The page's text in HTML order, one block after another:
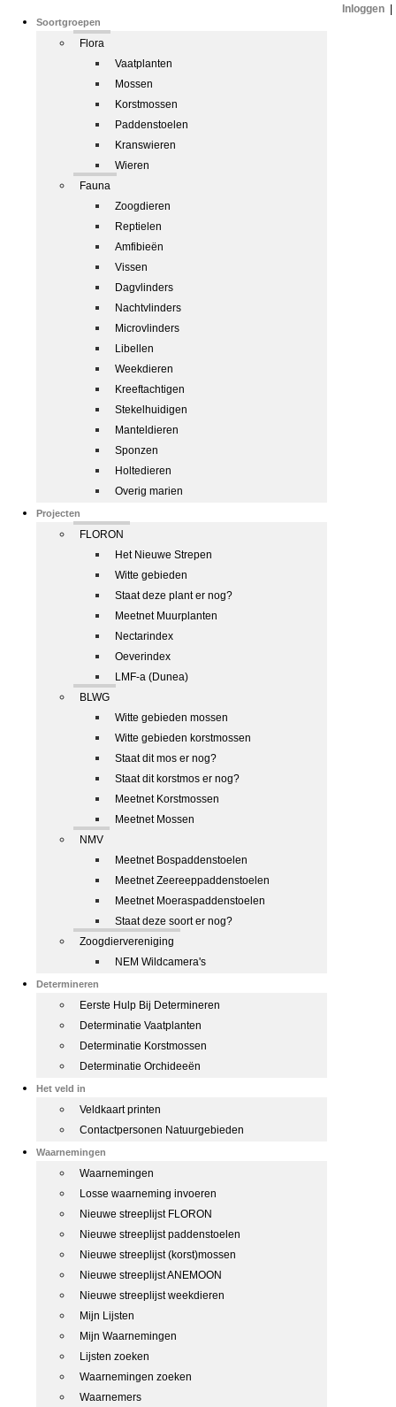
Soortgroepen
Flora
Vaatplanten
Mossen
Korstmossen
Paddenstoelen
Kranswieren
Wieren
Fauna
Zoogdieren
Reptielen
Amfibieën
Vissen
Dagvlinders
Nachtvlinders
Microvlinders
Libellen
Weekdieren
Kreeftachtigen
Stekelhuidigen
Manteldieren
Sponzen
Holtedieren
Overig marien
Projecten
FLORON
Het Nieuwe Strepen
Witte gebieden
Staat deze plant er nog?
Meetnet Muurplanten
Nectarindex
Oeverindex
LMF-a (Dunea)
BLWG
Witte gebieden mossen
Witte gebieden korstmossen
Staat dit mos er nog?
Staat dit korstmos er nog?
Meetnet Korstmossen
Meetnet Mossen
NMV
Meetnet Bospaddenstoelen
Meetnet Zeereeppaddenstoelen
Meetnet Moeraspaddenstoelen
Staat deze soort er nog?
Zoogdiervereniging
NEM Wildcamera's
Determineren
Eerste Hulp Bij Determineren
Determinatie Vaatplanten
Determinatie Korstmossen
Determinatie Orchideeën
Het veld in
Veldkaart printen
Contactpersonen Natuurgebieden
Waarnemingen
Waarnemingen
Losse waarneming invoeren
Nieuwe streeplijst FLORON
Nieuwe streeplijst paddenstoelen
Nieuwe streeplijst (korst)mossen
Nieuwe streeplijst ANEMOON
Nieuwe streeplijst weekdieren
Mijn Lijsten
Mijn Waarnemingen
Lijsten zoeken
Waarnemingen zoeken
Waarnemers
Inloggen